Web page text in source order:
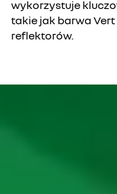
wykorzystuje
takie jak barwa
reflektorów.